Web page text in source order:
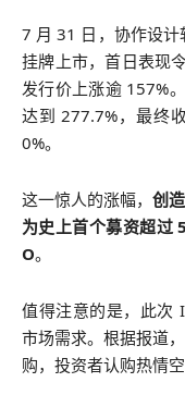
7 月 31 日，协作设
挂牌上市，首日表现
发行价上涨逾 157%
达到 277.7%，最终
0%。
这一惊人的涨幅，创
为史上首个募资超过
O。
值得注意的是，此次
市场需求。根据报道
购，投资者认购热情空